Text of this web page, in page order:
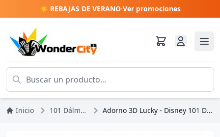
☀️ REBAJAS DE VERANO·Ver promociones
Inicio 101 Dálmatas Adorno 3D Lucky - Disney 101 Dálmatas